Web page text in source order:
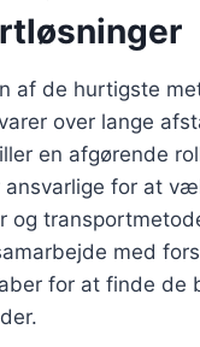
af de hurtigste
over lange
en afgørende
ansvarlige for at
og
med
for at finde de